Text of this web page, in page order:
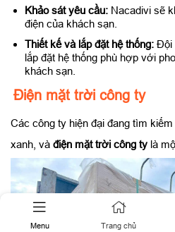
Khảo sát yêu cầu: Nacadivi sẽ
điện của khách sạn.
Thiết kế và lắp đặt hệ thống: Đội
lắp đặt hệ thống phù hợp với
khách sạn.
Điện mặt trời công ty
Các công ty hiện đại đang tìm
xanh, và điện mặt trời công ty là
Menu Trang chủ